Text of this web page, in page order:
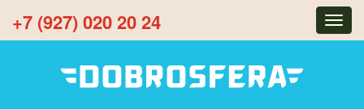
+7 (927) 020 20 24